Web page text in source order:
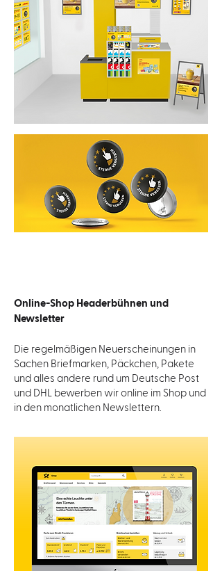
Online-Shop Headerbühnen und
Newsletter
Die regelmäßigen Neuerscheinungen in
Sachen Briefmarken, Päckchen, Pakete
und alles andere rund um Deutsche Post
und DHL bewerben wir online im Shop und
in den monatlichen Newslettern.